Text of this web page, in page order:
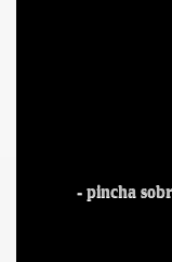
- pincha